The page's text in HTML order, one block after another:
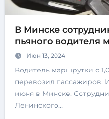
В Минске
пьяного водителя
Июн 13, 2024
Водитель маршрутки с 1,07 промилле алкоголя
перевозил пассажиров.
июня в Минске.
Ленинского…